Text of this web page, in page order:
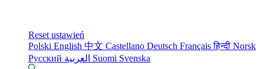
Reset ustawień
Polski English 中文 Castellano Deutsch Françaisहिन्दी Norsk
Русский
Suomi Svenska